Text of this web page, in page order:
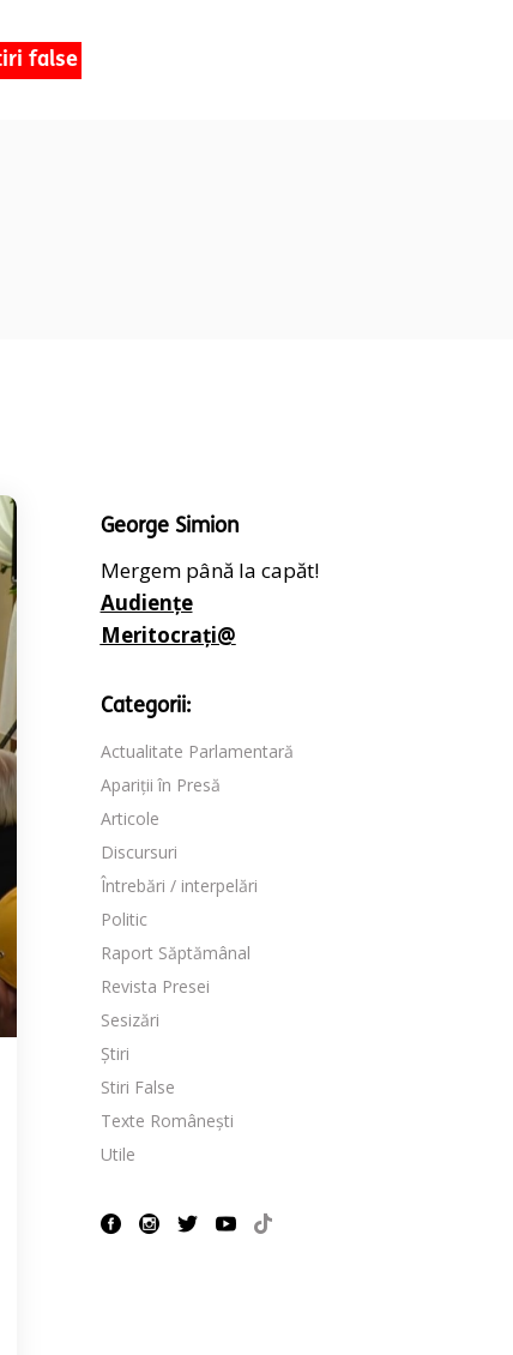
false
George Simion
Mergem până la capăt!
Audiențe
Meritocrați@
Categorii:
Actualitate Parlamentară
Apariții în Presă
Articole
Discursuri
Întrebări / interpelări
Politic
Raport Săptămânal
Revista Presei
Sesizări
Știri
Stiri False
Texte Românești
Utile